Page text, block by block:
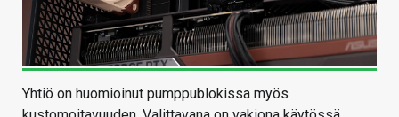
Yhtiö on huomioinut pumppublokissa myös